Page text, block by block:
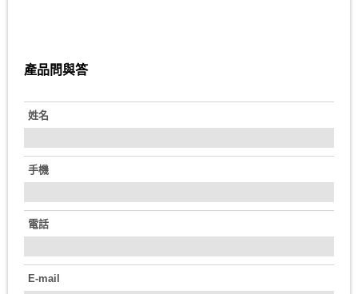
產品問與答
姓名
手機
電話
E-mail